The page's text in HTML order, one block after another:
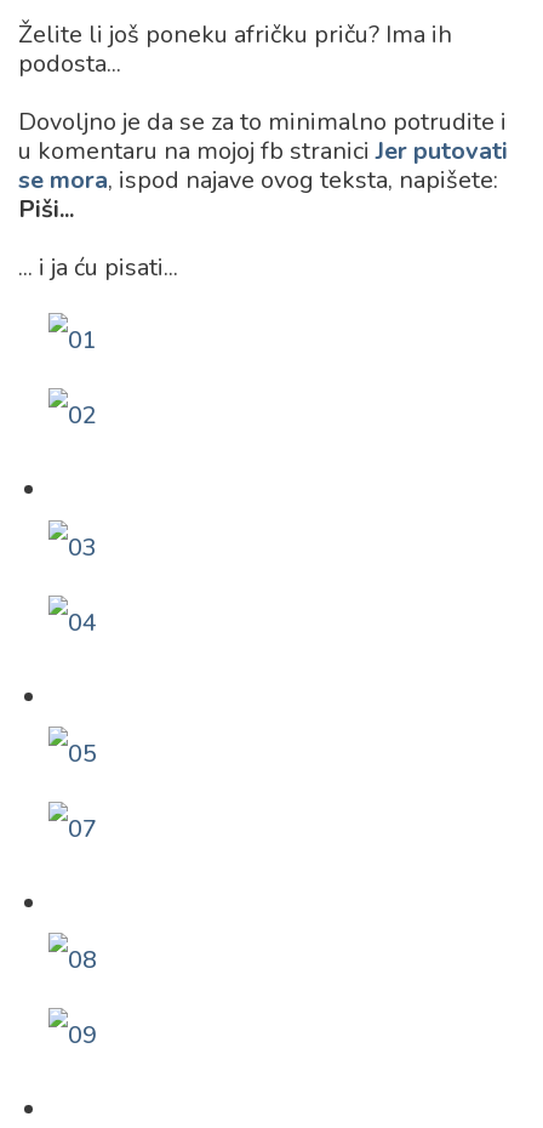
Želite li još poneku afričku priču? Ima ih
podosta...
Dovoljno je da se za to minimalno potrudite i
u komentaru na mojoj fb straniciJer putovati
se mora, ispod najave ovog teksta, napišete:
Piši...
... i ja ću pisati...